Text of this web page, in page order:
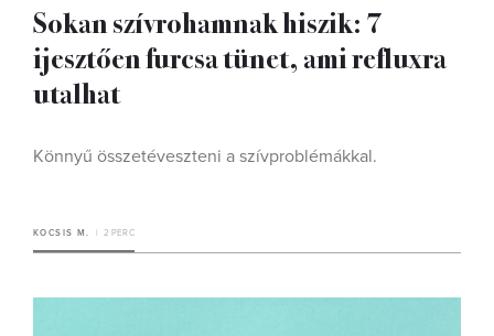
Sokan szívrohamnak hiszik: 7
ijesztően furcsa tünet, ami refluxra
utalhat
Könnyű összetéveszteni a szívproblémákkal.
KOCSIS M. 2 PERC